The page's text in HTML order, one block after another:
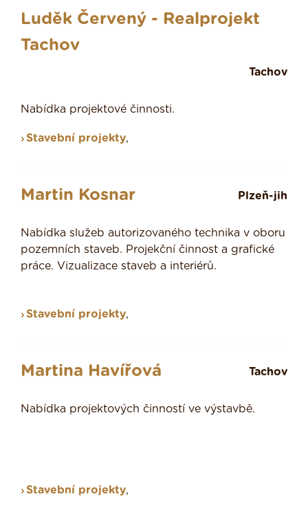
Luděk Červený - Realprojekt
Tachov
Tachov
Nabídka projektové činnosti.
Stavební projekty,
Martin Kosnar Plzeň-jih
Nabídka služeb autorizovaného technika v oboru
pozemních staveb. Projekční činnost a grafické
práce. Vizualizace staveb a interiérů.
Stavební projekty,
Martina Havířová Tachov
Nabídka projektových činností ve výstavbě.
Stavební projekty,